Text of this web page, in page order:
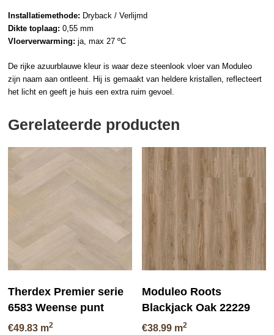
Installatiemethode: Dryback /Verlijmd
Dikte toplaag: 0,55 mm
Vloerverwarming: ja, max 27 ºC
De rijke azuurblauwe kleur is waar dezesteenlook vloer van Moduleo
zijn naam aan ontleent. Hij is gemaakt van heldere kristallen, reflecteert
het licht en geeft je huis een extra ruim gevoel.
Gerelateerde producten
Therdex Premier serie
6583 Weense punt
€49.83 m2
Moduleo Roots
Blackjack Oak 22229
€38.99 m2